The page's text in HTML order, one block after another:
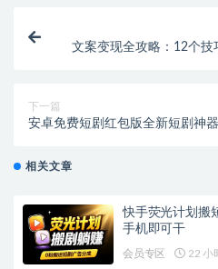
文案变现全攻略：12个技
下一篇
安卓免费短剧红包版全新短剧神
相关文章
快手荧光计划搬
手机即可干
会员专区 22 小